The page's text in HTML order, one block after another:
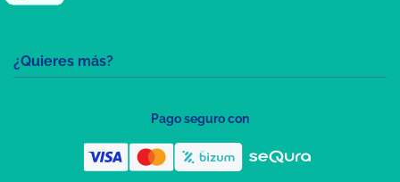
¿Quieres más?
Pago seguro con